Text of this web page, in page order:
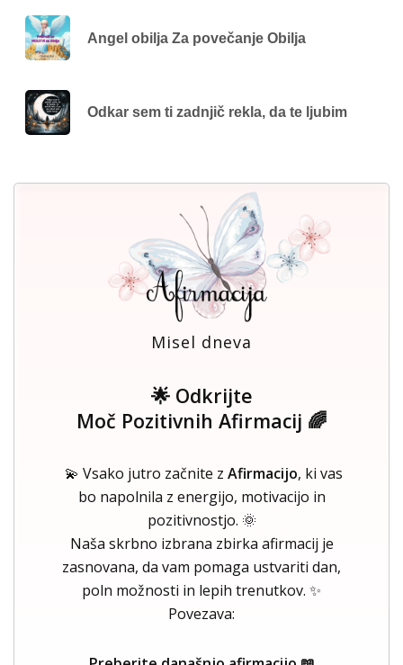
Angel obilja Za povečanje Obilja
Odkar sem ti zadnjič rekla, da te ljubim
Misel dneva
🌟 Odkrijte
Moč Pozitivnih Afirmacij 🌈
💫 Vsako jutro začnite z Afirmacijo, ki vas
bo napolnila z energijo, motivacijo in
pozitivnostjo. 🌞
Naša skrbno izbrana zbirka afirmacij je
zasnovana, da vam pomaga ustvariti dan,
poln možnosti in lepih trenutkov. ✨
Povezava: